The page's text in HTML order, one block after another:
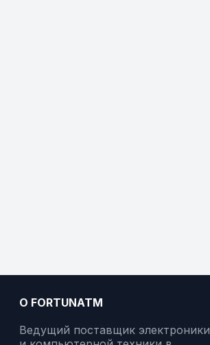
О FORTUNATM
Ведущий поставщик электроники